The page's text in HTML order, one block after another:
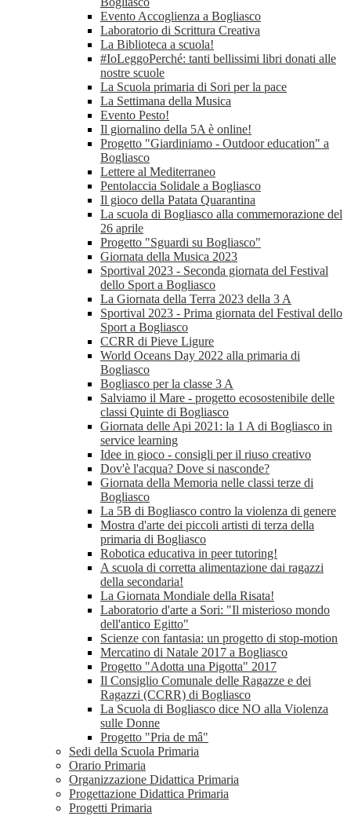
Evento Accoglienza a Bogliasco
Laboratorio di Scrittura Creativa
La Biblioteca a scuola!
#IoLeggoPerché: tanti bellissimi libri donati alle
nostre scuole
La Scuola primaria di Sori per la pace
La Settimana della Musica
Evento Pesto!
Il giornalino della 5A è online!
Progetto "Giardiniamo - Outdoor education" a
Bogliasco
Lettere al Mediterraneo
Pentolaccia Solidale a Bogliasco
Il gioco della Patata Quarantina
La scuola di Bogliasco alla commemorazione del
26 aprile
Progetto "Sguardi su Bogliasco"
Giornata della Musica 2023
Sportival 2023 - Seconda giornata del Festival
dello Sport a Bogliasco
La Giornata della Terra 2023 della 3 A
Sportival 2023 - Prima giornata del Festival dello
Sport a Bogliasco
CCRR di Pieve Ligure
World Oceans Day 2022 alla primaria di
Bogliasco
Bogliasco per la classe 3 A
Salviamo il Mare - progetto ecosostenibile delle
classi Quinte di Bogliasco
Giornata delle Api 2021: la 1 A di Bogliasco in
service learning
Idee in gioco - consigli per il riuso creativo
Dov'è l'acqua? Dove si nasconde?
Giornata della Memoria nelle classi terze di
Bogliasco
La 5B di Bogliasco contro la violenza di genere
Mostra d'arte dei piccoli artisti di terza della
primaria di Bogliasco
Robotica educativa in peer tutoring!
A scuola di corretta alimentazione dai ragazzi
della secondaria!
La Giornata Mondiale della Risata!
Laboratorio d'arte a Sori: "Il misterioso mondo
dell'antico Egitto"
Scienze con fantasia: un progetto di stop-motion
Mercatino di Natale 2017 a Bogliasco
Progetto "Adotta una Pigotta" 2017
Il Consiglio Comunale delle Ragazze e dei
Ragazzi (CCRR) di Bogliasco
La Scuola di Bogliasco dice NO alla Violenza
sulle Donne
Progetto "Pria de mâ"
Sedi della Scuola Primaria
Orario Primaria
Organizzazione Didattica Primaria
Progettazione Didattica Primaria
Progetti Primaria